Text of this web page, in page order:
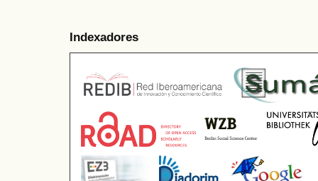
Indexadores